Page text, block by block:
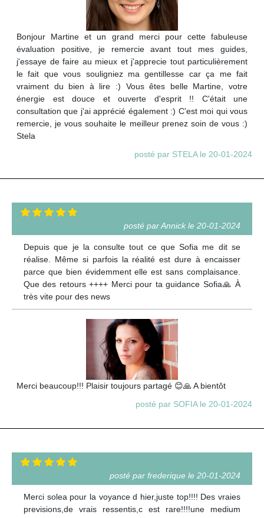
Bonjour Martine et un grand merci pour cette fabuleuse
évaluation positive, je remercie avant tout mes guides,
j'essaye de faire au mieux et j'apprecie tout particulièrement
le fait que vous souligniez ma gentillesse car ça me fait
vraiment du bien à lire :) Vous êtes belle Martine, votre
énergie est douce et ouverte d'esprit !! C'était une
consultation que j'ai apprécié également :) C'est moi qui vous
remercie, je vous souhaite le meilleur prenez soin de vous :)
Stela
posté par STELA le 20-01-2024
posté par Annick le 20-01-2024
Depuis que je la consulte tout ce que Sofia me dit se
réalise. Même si parfois la réalité est dure à encaisser
parce que bien évidemment elle est sans complaisance.
Que des retours ++++ Merci pour ta guidance Sofia🙏 À
très vite pour des news
Merci beaucoup!!! Plaisir toujours partagé 😊🙏 A bientôt
posté par SOFIA le 20-01-2024
posté par frederique le 20-01-2024
Merci solea pour la voyance d hier,juste top!!!! Des vraies
previsions,de vrais ressentis,c est rare!!!!une medium